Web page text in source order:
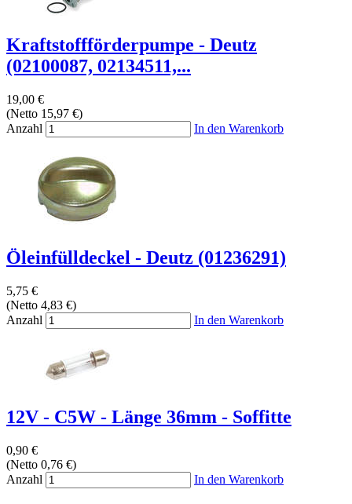
Kraftstoffförderpumpe - Deutz
(02100087, 02134511,...
19,00 €
(Netto 15,97 €)
Anzahl
In den Warenkorb
Öleinfülldeckel - Deutz (01236291)
5,75 €
(Netto 4,83 €)
Anzahl
In den Warenkorb
12V - C5W - Länge 36mm - Soffitte
0,90 €
(Netto 0,76 €)
Anzahl
In den Warenkorb